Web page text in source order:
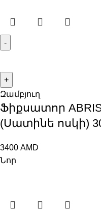
Զամբյուղ
Ֆիքսատոր
(Սատինե ոսկի)
3400 AMD
Նոր